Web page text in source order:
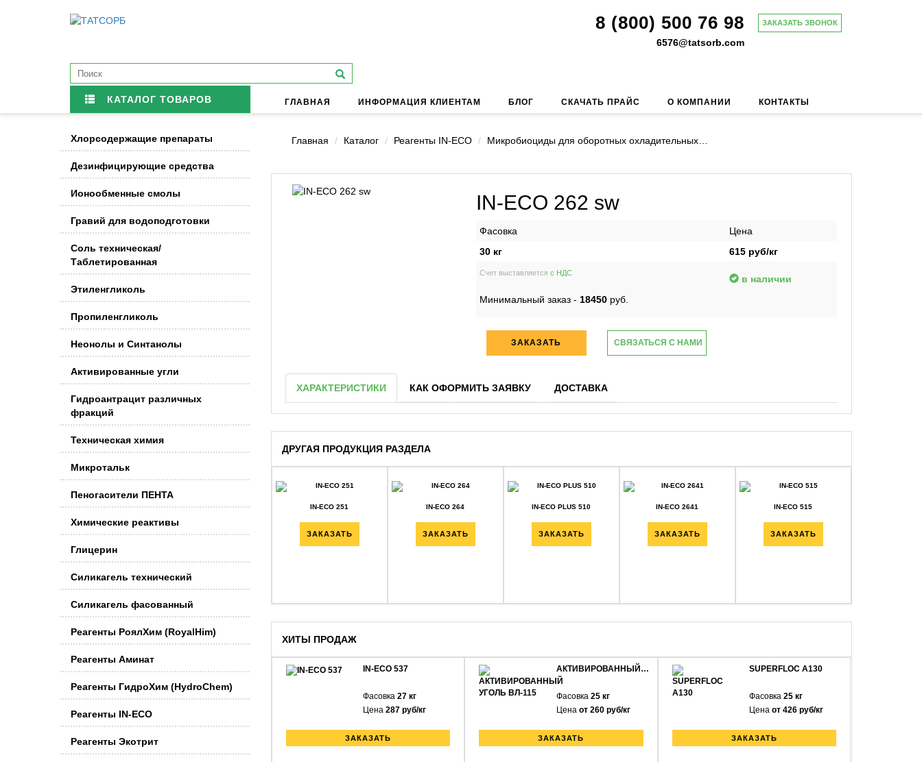
8 (800) 500 76 98
6576@tatsorb.com
ЗАКАЗАТЬ ЗВОНОК
КАТАЛОГ ТОВАРОВ ГЛАВНАЯ ИНФОРМАЦИЯ КЛИЕНТАМ БЛОГ СКАЧАТЬ ПРАЙС О КОМПАНИИ КОНТАКТЫ
Хлорсодержащие препараты
Дезинфицирующие средства
Ионообменные смолы
Гравий для водоподготовки
Соль техническая/
Таблетированная
Этиленгликоль
Пропиленгликоль
Неонолы и Синтанолы
Активированные угли
Гидроантрацит различных
фракций
Техническая химия
Микротальк
Пеногасители ПЕНТА
Химические реактивы
Глицерин
Силикагель технический
Силикагель фасованный
Реагенты РоялХим (RoyalHim)
Реагенты Аминат
Реагенты ГидроХим (HydroChem)
Реагенты IN-ECO
Реагенты Экотрит
Главная Каталог Реагенты IN-ECO Микробиоциды для оборотных охладительных…
IN-ECO 262 sw
Фасовка
Цена
30 кг
615руб/кг
Счет выставляется с НДС
Минимальный заказ - 18450руб.
в наличии
ЗАКАЗАТЬ СВЯЗАТЬСЯ С НАМИ
ХАРАКТЕРИСТИКИ КАК ОФОРМИТЬ ЗАЯВКУ ДОСТАВКА
ДРУГАЯ ПРОДУКЦИЯ РАЗДЕЛА
IN-ECO 251
ЗАКАЗАТЬ
IN-ECO 264
ЗАКАЗАТЬ
IN-ECO PLUS 510
ЗАКАЗАТЬ
IN-ECO 2641
ЗАКАЗАТЬ
IN-ECO 515
ЗАКАЗАТЬ
ХИТЫ ПРОДАЖ
IN-ECO 537
Фасовка 27 кг
Цена 287 руб/кг
ЗАКАЗАТЬ
АКТИВИРОВАННЫЙ…
Фасовка 25 кг
Цена от 260 руб/кг
ЗАКАЗАТЬ
SUPERFLOC A130
Фасовка25 кг
Ценаот 426 руб/кг
ЗАКАЗАТЬ